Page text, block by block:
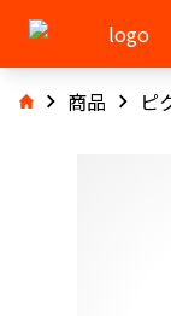
商品 ピ